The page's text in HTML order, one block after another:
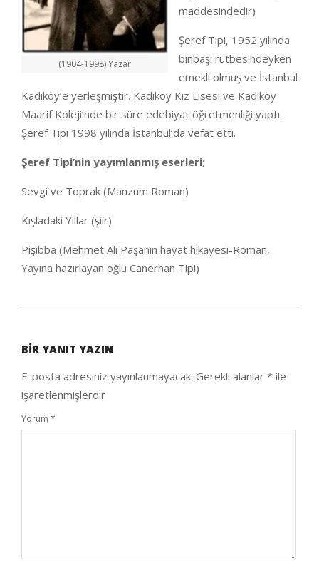
(1904-1998) Yazar
maddesindedir)
Şeref Tipi, 1952 yılında
binbaşı rütbesindeyken
emekli olmuş ve İstanbul
Kadıköy’e yerleşmiştir. Kadıköy Kız Lisesi ve Kadıköy
Maarif Koleji’nde bir süre edebiyat öğretmenliği yaptı.
Şeref Tipi 1998 yılında İstanbul’da vefat etti.
Şeref Tipi’nin yayımlanmış eserleri;
Sevgi ve Toprak (Manzum Roman)
Kışladaki Yıllar (şiir)
Pişibba (Mehmet Ali Paşanın hayat hikayesi-Roman,
Yayına hazırlayan oğlu Canerhan Tipi)
25
BIR YANIT YAZIN
E-posta adresiniz yayınlanmayacak. Gerekli alanlar * ile
işaretlenmişlerdir
Yorum *